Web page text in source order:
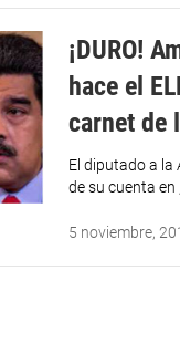
¡DURO!
hace el
carnet de
El diputado a la
de su cuenta en
5 noviembre,